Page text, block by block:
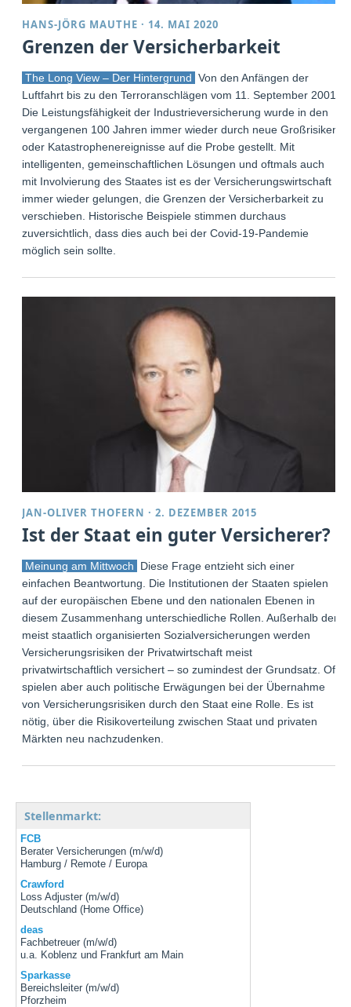
HANS-JÖRG MAUTHE · 14. MAI 2020
Grenzen der Versicherbarkeit
The Long View – Der Hintergrund Von den Anfängen der
Luftfahrt bis zu den Terroranschlägen vom 11. September 2001:
Die Leistungsfähigkeit der Industrieversicherung wurde in den
vergangenen 100 Jahren immer wieder durch neue Großrisiken
oder Katastrophenereignisse auf die Probe gestellt. Mit
intelligenten, gemeinschaftlichen Lösungen und oftmals auch
mit Involvierung des Staates ist es der Versicherungswirtschaft
immer wieder gelungen, die Grenzen der Versicherbarkeit zu
verschieben. Historische Beispiele stimmen durchaus
zuversichtlich, dass dies auch bei der Covid-19-Pandemie
möglich sein sollte.
JAN-OLIVER THOFERN ·2. DEZEMBER 2015
Ist der Staat ein guter Versicherer?
Meinung am Mittwoch
Diese Frage entzieht sich einer
einfachen Beantwortung. Die Institutionen der Staaten spielen
auf der europäischen Ebene und den nationalen Ebenen in
diesem Zusammenhang unterschiedliche Rollen. Außerhalb der
meist staatlich organisierten Sozialversicherungen werden
Versicherungsrisiken der Privatwirtschaft meist
privatwirtschaftlich versichert – so zumindest der Grundsatz. Oft
spielen aber auch politische Erwägungen bei der Übernahme
von Versicherungsrisiken durch den Staat eine Rolle. Es ist
nötig, über die Risikoverteilung zwischen Staat und privaten
Märkten neu nachzudenken.
Stellenmarkt:
FCB
Berater Versicherungen (m/w/d)
Hamburg / Remote / Europa
Crawford
Loss Adjuster (m/w/d)
Deutschland (Home Office)
deas
Fachbetreuer (m/w/d)
u.a. Koblenz und Frankfurt am Main
Sparkasse
Bereichsleiter (m/w/d)
Pforzheim